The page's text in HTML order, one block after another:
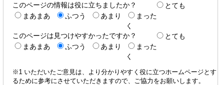
このページの情報は役に立ちましたか？
とても
まあまあ
ふつう あまり
まった
く
このページは見つけやすかったですか？
とても
まあまあ
ふつう あまり
まった
く
※1 いただいたご意見は、より分かりやすく役に立つホームページとす
るために参考にさせていただきますので、ご協力をお願いします。